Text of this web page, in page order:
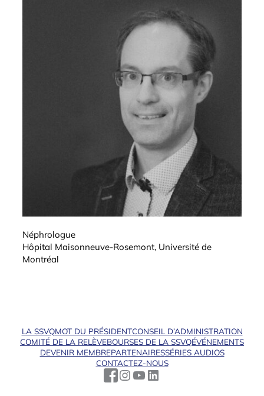
Néphrologue
Hôpital Maisonneuve-Rosemont, Université de
Montréal
LA SSVQMOT DU PRÉSIDENTCONSEIL D’ADMINISTRATION
COMITÉ DE LA RELÈVEBOURSES DE LA SSVQÉVÉNEMENTS
DEVENIR MEMBREPARTENAIRESSÉRIES AUDIOS
CONTACTEZ-NOUS